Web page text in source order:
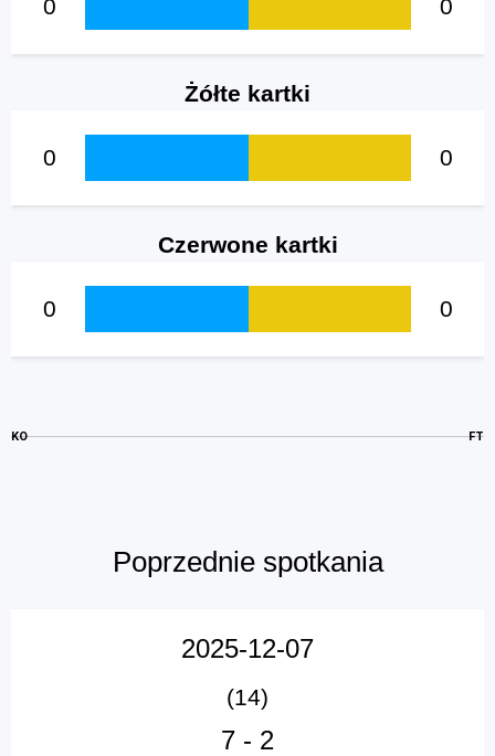
0 0
Żółte kartki
0 0
Czerwone kartki
0 0
KO FT
Poprzednie spotkania
2025-12-07
(14)
7 - 2